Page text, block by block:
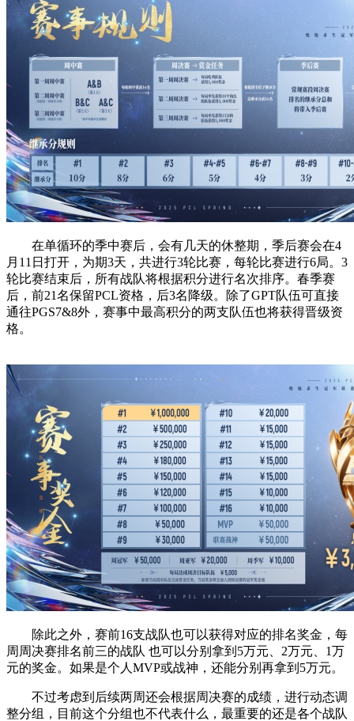
在单循环的季中赛后，会有几天的休整期，季后赛会在4
月11日打开，为期3天，共进行3轮比赛，每轮比赛进行6局。3
轮比赛结束后，所有战队将根据积分进行名次排序。春季赛
后，前21名保留PCL资格，后3名降级。除了GPT队伍可直接
通往PGS7&8外，赛事中最高积分的两支队伍也将获得晋级资
格。
除此之外，赛前16支战队也可以获得对应的排名奖金，每
周周决赛排名前三的战队 也可以分别拿到5万元、2万元、1万
元的奖金。如果是个人MVP或战神，还能分别再拿到5万元。
不过考虑到后续两周还会根据周决赛的成绩，进行动态调
整分组，目前这个分组也不代表什么，最重要的还是各个战队